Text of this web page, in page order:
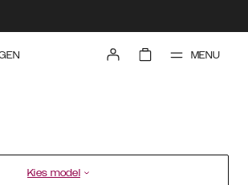
MENU
Kies model